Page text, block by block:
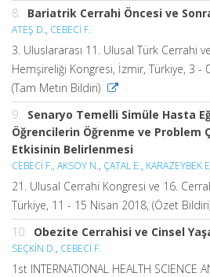
8. Bariatrik Cerrahi Öncesi ve
ATEŞ D., CEBECİ F.
3. Uluslararası 11. Ulusal Türk Cerrahi
Hemşireliği Kongresi, İzmir, Türkiye, 3 -
(Tam Metin Bildiri)
9.
Senaryo Temelli Simüle Hasta
Öğrencilerin Öğrenme ve Problem
Etkisinin Belirlenmesi
CEBECİ F., AKSOY N., ÇATAL E., KARAZEYBEK
21. Ulusal Cerrahi Kongresi ve 16.
Türkiye, 11 - 15 Nisan 2018, (Özet
10. Obezite Cerrahisi ve Cinsel
SEÇKİN D., CEBECİ F.
1st INTERNATIONAL HEALTH SCIENCE